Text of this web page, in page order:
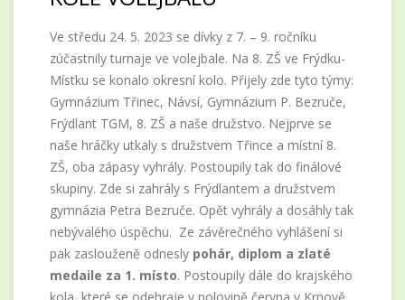
Ve středu 24. 5. 2023 se dívky z 7. – 9. ročníku
zúčastnily turnaje ve volejbale. Na 8. ZŠ ve Frýdku-
Místku se konalo okresní kolo. Přijely zde tyto týmy:
Gymnázium Třinec, Návsí, Gymnázium P. Bezruče,
Frýdlant TGM, 8. ZŠ a naše družstvo. Nejprve se
naše hráčky utkaly s družstvem Třince a místní 8.
ZŠ, oba zápasy vyhrály. Postoupily tak do finálové
skupiny. Zde si zahrály s Frýdlantem a družstvem
gymnázia Petra Bezruče. Opět vyhrály a dosáhly tak
nebývalého úspěchu. Ze závěrečného vyhlášení si
pak zaslouženě odnesly pohár, diplom a zlaté
medaile za 1. místo. Postoupily dále do krajského